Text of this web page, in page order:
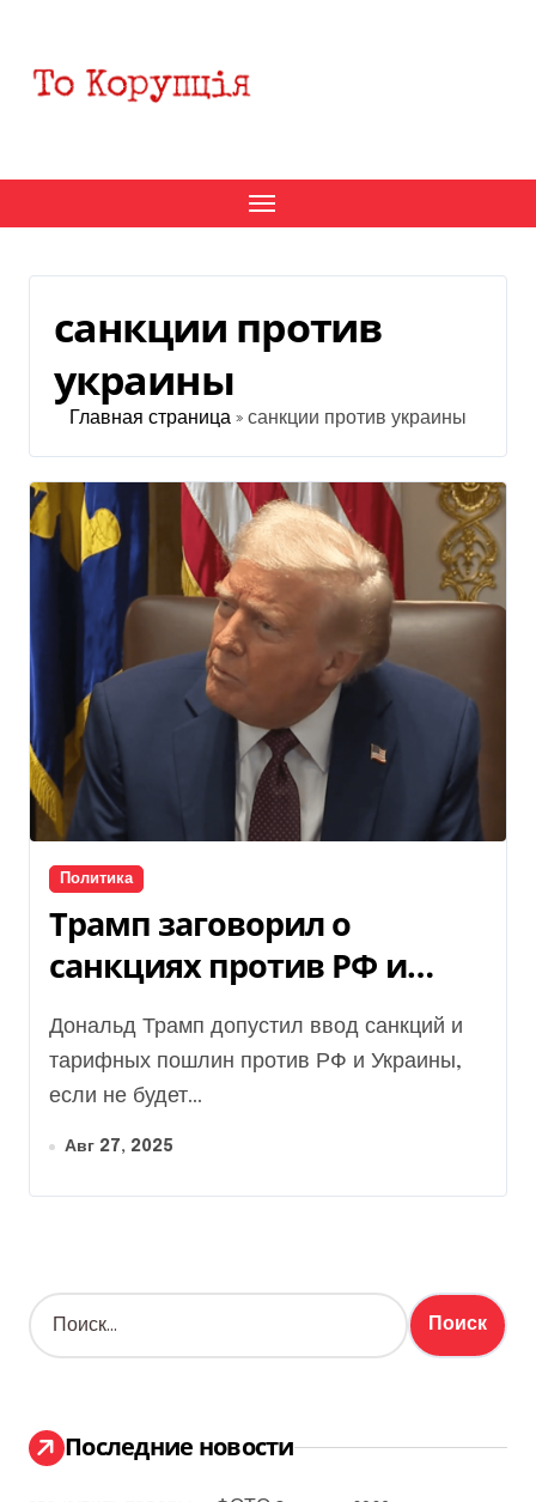
содержанию
санкции против
украины
Главная страница » санкции против украины
Политика
Трамп заговорил о
санкциях против РФ и
Украины (видео)
Дональд Трамп допустил ввод санкций и
тарифных пошлин против РФ и Украины,
если не будет...
Авг 27, 2025
Н
а
:
Последние новости